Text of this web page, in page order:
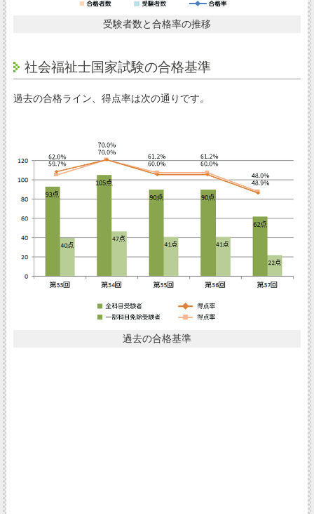
受験者数と合格率の推移
社会福祉士国家試験の合格基準
過去の合格ライン、得点率は次の通りです。
過去の合格基準